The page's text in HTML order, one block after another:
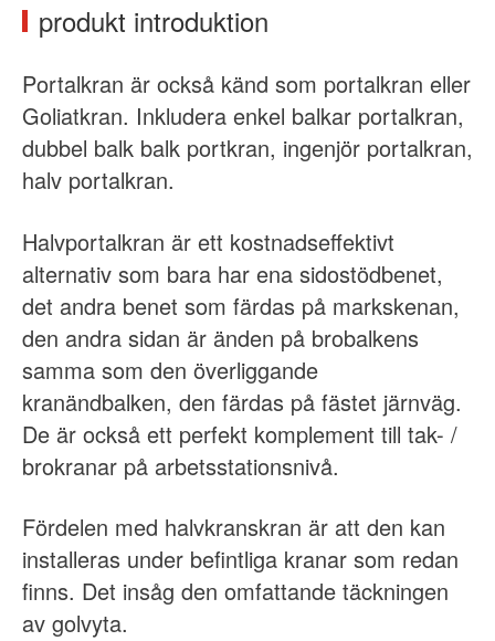
produkt introduktion
Portalkran är också känd som portalkran eller
Goliatkran. Inkludera enkel balkar portalkran,
dubbel balk balk portkran, ingenjör portalkran,
halv portalkran.
Halvportalkran är ett kostnadseffektivt
alternativ som bara har ena sidostödbenet,
det andra benet som färdas på markskenan,
den andra sidan är änden på brobalkens
samma som den överliggande
kranändbalken, den färdas på fästet järnväg.
De är också ett perfekt komplement till tak- /
brokranar på arbetsstationsnivå.
Fördelen med halvkranskran är att den kan
installeras under befintliga kranar som redan
finns. Det insåg den omfattande täckningen
av golvyta.